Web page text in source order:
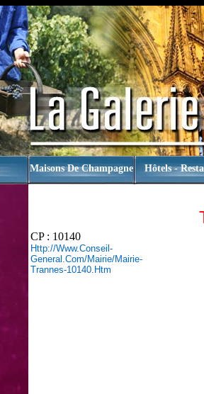
Maisons De Champagne Hôtels -
CP : 10140
Http://www.conseil-
General.com/mairie/mairie-
Trannes-10140.htm